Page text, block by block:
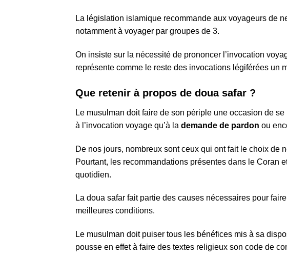
La législation islamique recommande aux voyageurs de
notamment à voyager par groupes de 3.
On insiste sur la nécessité de prononcer l’invocation
représente comme le reste des invocations légiférées un
Que retenir à propos de doua safar ?
Le musulman doit faire de son périple une occasion de
à l’invocation voyage qu’à la demande de pardon ou
De nos jours, nombreux sont ceux qui ont fait le choix de
Pourtant, les recommandations présentes dans le Coran
quotidien.
La doua safar fait partie des causes nécessaires pour
meilleures conditions.
Le musulman doit puiser tous les bénéfices mis à sa
pousse en effet à faire des textes religieux son code de